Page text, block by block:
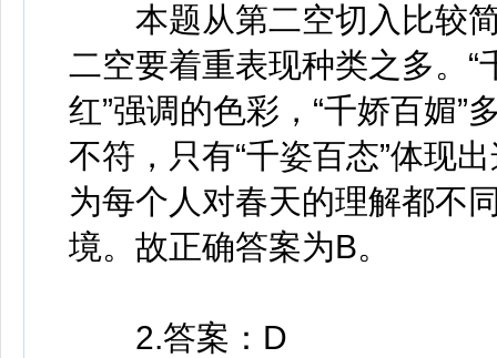
本题从第二空切入比较简
二空要着重表现种类之多。“
红”强调的色彩，“千娇百媚
不符，只有“千姿百态”体现
为每个人对春天的理解都不
境。故正确答案为B。
2.答案：D